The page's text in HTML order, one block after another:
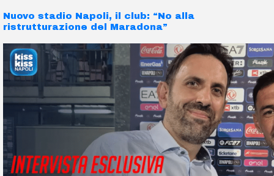
Nuovo stadio Napoli, il club: “No alla
ristrutturazione del Maradona”